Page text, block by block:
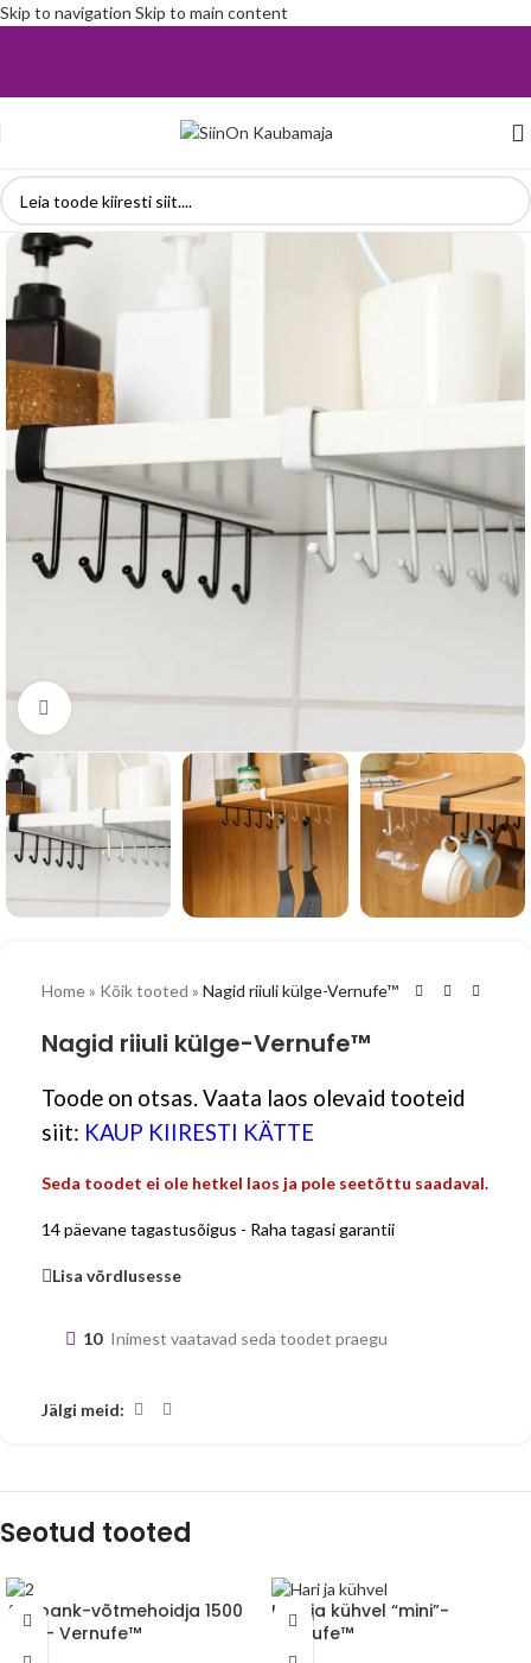
Skip to navigation Skip to main content
Vaata suuremalt
Home» Kõik tooted » Nagid riiuli külge-Vernufe™
Nagid riiuli külge-Vernufe™
Toode on otsas. Vaata laos olevaid tooteid
siit: KAUP KIIRESTI KÄTTE
Seda toodet ei ole hetkel laos ja pole seetõttu saadaval.
14 päevane tagastusõigus - Raha tagasi garantii
Lisa võrdlusesse
10 Inimest vaatavad seda toodet praegu
Jälgi meid:
Seotud tooted
Akupank-võtmehoidja 1500
mAh- Vernufe™
Hari ja kühvel “mini”-
Vernufe™